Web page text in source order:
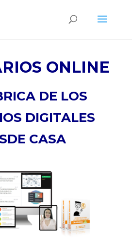
ONLINE
DE LOS
DIGITALES
CASA